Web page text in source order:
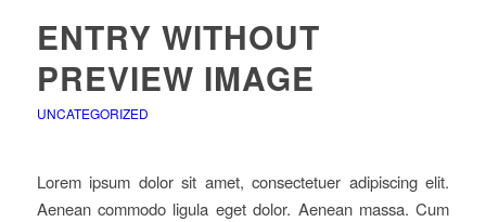
ENTRY WITHOUT
PREVIEW IMAGE
UNCATEGORIZED
Lorem ipsum dolor sit amet, consectetuer adipiscing elit.
Aenean commodo ligula eget dolor. Aenean massa. Cum